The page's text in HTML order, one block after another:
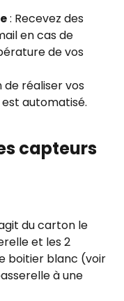
: Recevez des
en cas de
de vos
de réaliser vos
automatisé.
capteurs
du carton le
et les 2
boitier blanc (voir
à une